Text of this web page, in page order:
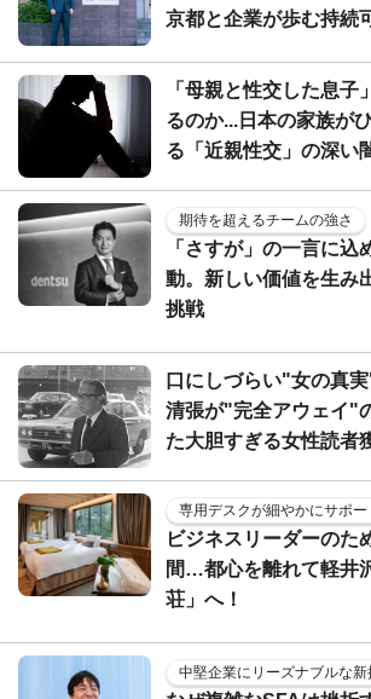
京都と企業が歩む持続
「母親と性交した息子
るのか...日本の家族が
る「近親性交」の深い
期待を超えるチームの強さ
「さすが」の一言に込
動。新しい価値を生み
挑戦
口にしづらい"女の真
清張が"完全アウェイ"
た大胆すぎる女性読者
専用デスクが細やかにサポー
ビジネスリーダーのた
間…都心を離れて軽井
荘」へ！
中堅企業にリーズナブルな新